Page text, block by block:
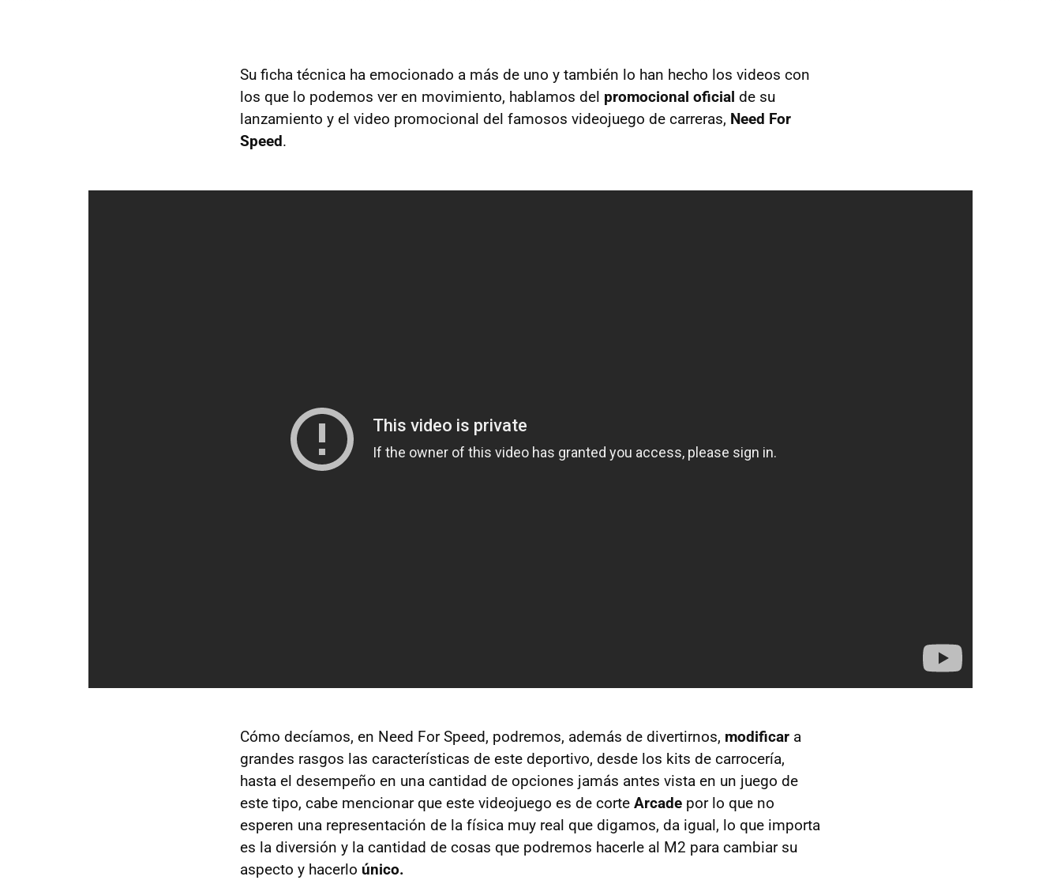
Su ficha técnica ha emocionado a más de uno y también lo han hecho los videos con
los que lo podemos ver en movimiento, hablamos del promocional oficial de su
lanzamiento y el video promocional del famosos videojuego de carreras, Need For
Speed.
Cómo decíamos, en Need For Speed, podremos, además de divertirnos, modificar a
grandes rasgos las características de este deportivo, desde los kits de carrocería,
hasta el desempeño en una cantidad de opciones jamás antes vista en un juego de
este tipo, cabe mencionar que este videojuego es de corte Arcade por lo que no
esperen una representación de la física muy real que digamos, da igual, lo que importa
es la diversión y la cantidad de cosas que podremos hacerle al M2 para cambiar su
aspecto y hacerlo único.